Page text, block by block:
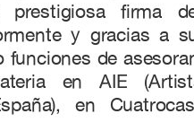
firma
y gracias a
funciones de
en AIE
en